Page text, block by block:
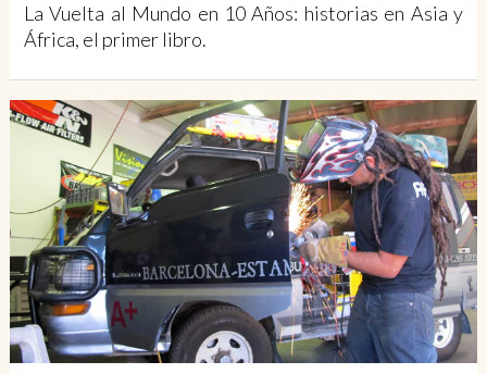
La Vuelta al Mundo en 10 Años: historias en Asia y
África, el primer libro.